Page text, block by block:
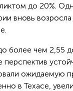
до 20%.
вновь
чем 2,55
ожидаемую
в Техасе,